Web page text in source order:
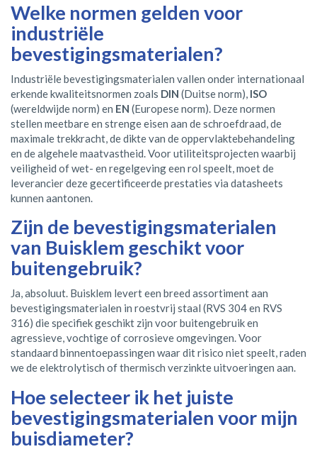
Welke normen gelden voor
industriële
bevestigingsmaterialen?
Industriële bevestigingsmaterialen vallen onder internationaal
erkende kwaliteitsnormen zoals DIN (Duitse norm), ISO
(wereldwijde norm) en EN (Europese norm). Deze normen
stellen meetbare en strenge eisen aan de schroefdraad, de
maximale trekkracht, de dikte van de oppervlaktebehandeling
en de algehele maatvastheid. Voor utiliteitsprojecten waarbij
veiligheid of wet- en regelgeving een rol speelt, moet de
leverancier deze gecertificeerde prestaties via datasheets
kunnen aantonen.
Zijn de bevestigingsmaterialen
van Buisklem geschikt voor
buitengebruik?
Ja, absoluut. Buisklem levert een breed assortiment aan
bevestigingsmaterialen in roestvrij staal (RVS 304 en RVS
316) die specifiek geschikt zijn voor buitengebruik en
agressieve, vochtige of corrosieve omgevingen. Voor
standaard binnentoepassingen waar dit risico niet speelt, raden
we de elektrolytisch of thermisch verzinkte uitvoeringen aan.
Hoe selecteer ik het juiste
bevestigingsmaterialen voor mijn
buisdiameter?